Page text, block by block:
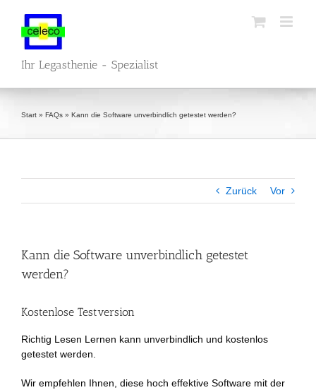
springen
Ihr Legasthenie - Spezialist
Start » FAQs » Kann die Software unverbindlich getestet werden?
Zurück Vor
Kann die Software unverbindlich getestet
werden?
Kostenlose Testversion
Richtig Lesen Lernen kann unverbindlich und kostenlos
getestet werden.
Wir empfehlen Ihnen, diese hoch effektive Software mit der